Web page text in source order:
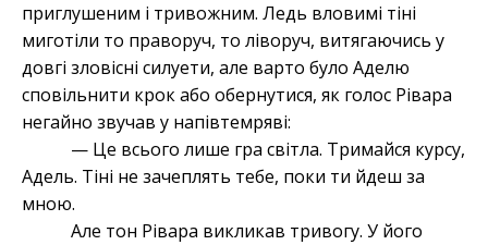
приглушеним і тривожним. Ледь вловимі тіні
миготіли то праворуч, то ліворуч, витягаючись у
довгі зловісні силуети, але варто було Аделю
сповільнити крок або обернутися, як голос Рівара
негайно звучав у напівтемряві:
— Це всього лише гра світла. Тримайся курсу,
Адель. Тіні не зачеплять тебе, поки ти йдеш за
мною.
Але тон Рівара викликав тривогу. У його